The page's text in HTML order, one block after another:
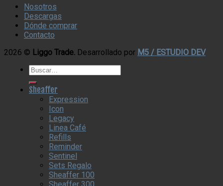
Nosotros
Descargas
Dónde comprar
Contacto
2026 © Liggo Trade. Desarrollado por M5 / ESTUDIO DEV
Buscar
por:
Sheaffer
Expression
Icon
Legacy
Linea Café
Refills
Reminder
Sentinel
Sets Regalo
Sheaffer 100
Sheaffer 300